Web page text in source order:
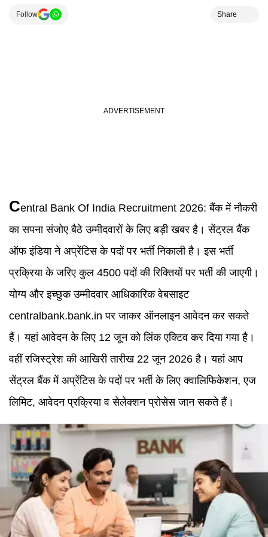
Follow Share
Central Bank Of India Recruitment 2026:बैंक में नौकरी
का सपना संजोए बैठे उम्मीदवारों के लिए बड़ी खबर है। सेंट्रल बैंक
ऑफ इंडिया ने अप्रेंटिस के पदों पर भर्ती निकाली है। इस भर्ती
प्रक्रिया के जरिए कुल 4500 पदों की रिक्तियों पर भर्ती की जाएगी।
योग्य और इच्छुक उम्मीदवार आधिकारिक वेबसाइट
centralbank.bank.in पर जाकर ऑनलाइन आवेदन कर सकते
हैं। यहां आवेदन के लिए 12 जून को लिंक एक्टिव कर दिया गया है।
वहीं रजिस्ट्रेश की आखिरी तारीख 22 जून 2026 है। यहां आप
सेंट्रल बैंक में अप्रेंटिस के पदों पर भर्ती के लिए क्वालिफिकेशन, एज
लिमिट, आवेदन प्रक्रिया व सेलेक्शन प्रोसेस जान सकते हैं।